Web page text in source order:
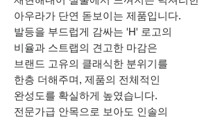
아우라가 단연 돋보이는 제품입니다.
발등을 부드럽게 감싸는 'H' 로고의
비율과 스트랩의 견고한 마감은
브랜드 고유의 클래식한 분위기를
한층 더해주며, 제품의 전체적인
완성도를 확실하게 높였습니다.
전문가급 안목으로 보아도 인솔의